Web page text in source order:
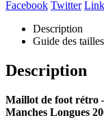
Facebook Twitter
Description
Guide des tailles
Description
Maillot de foot rétro
Manches Longues